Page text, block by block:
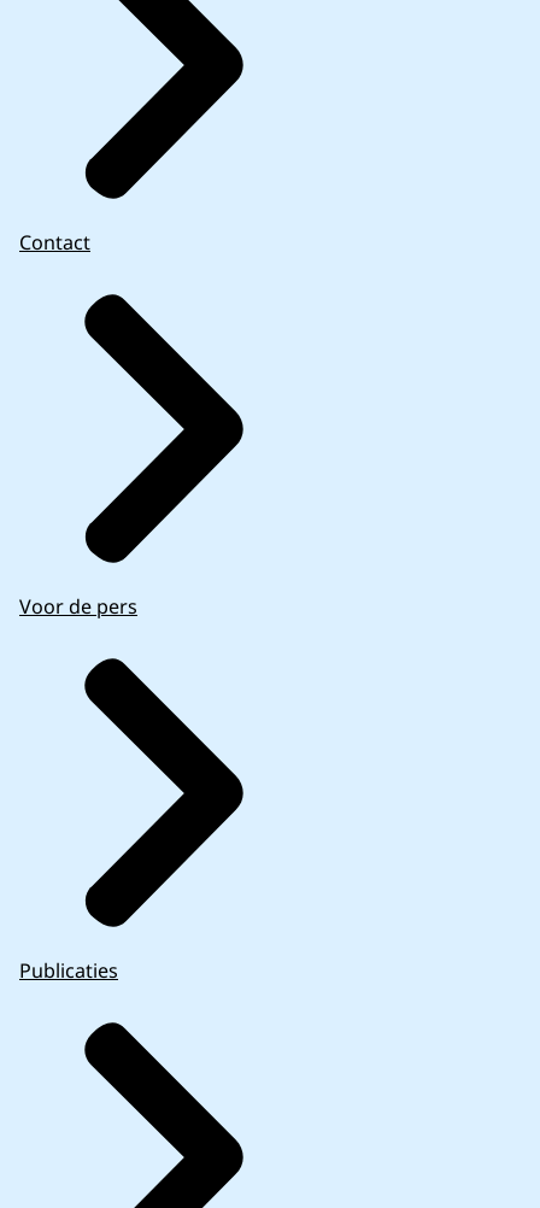
Contact
Voor de pers
Publicaties